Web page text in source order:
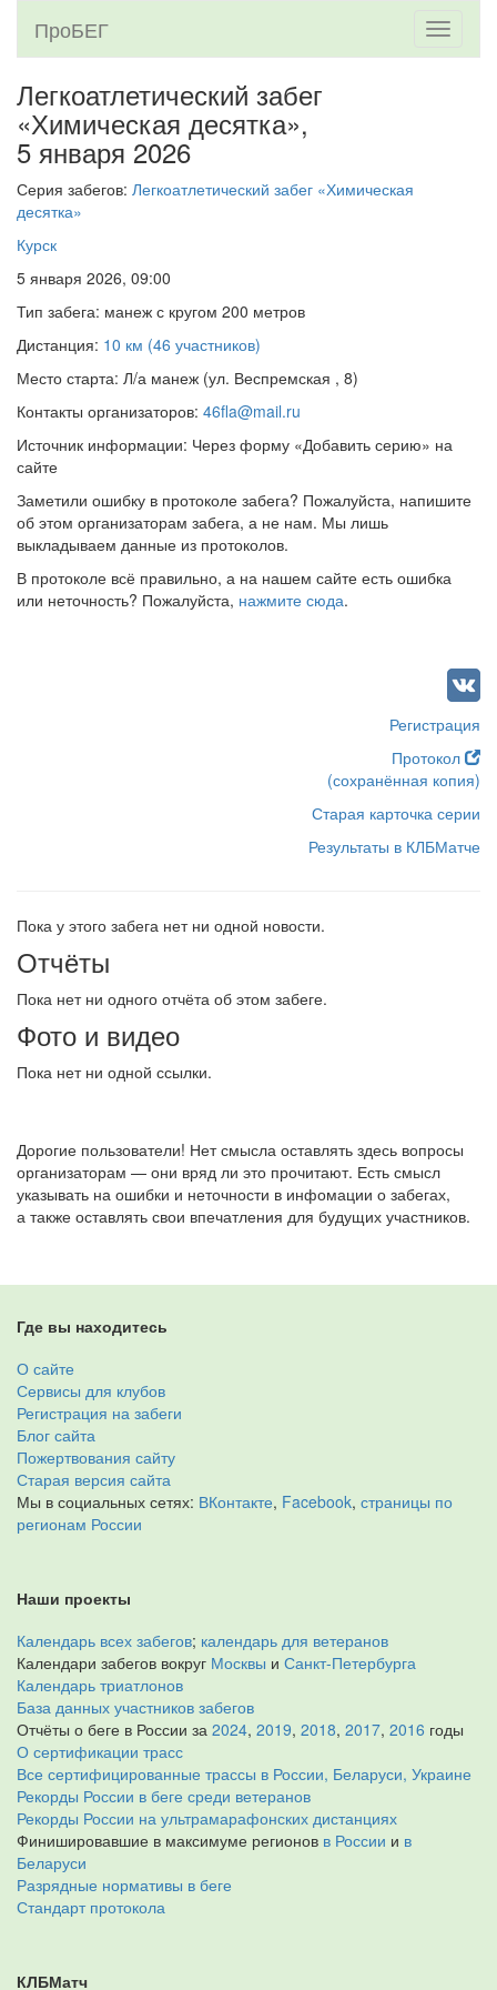
Toggle
ПроБЕГ
Легкоатлетический забег
«Химическая десятка»,
5 января 2026
Серия забегов: Легкоатлетический забег «Химическая
десятка»
Курск
5 января 2026, 09:00
Тип забега: манеж с кругом 200 метров
Дистанция: 10 км (46 участников)
Место старта: Л/а манеж (ул. Веспремская , 8)
Контакты организаторов: 46fla@mail.ru
Источник информации: Через форму «Добавить серию» на
сайте
Заметили ошибку в протоколе забега? Пожалуйста, напишите
об этом организаторам забега, а не нам. Мы лишь
выкладываем данные из протоколов.
В протоколе всё правильно, а на нашем сайте есть ошибка
или неточность? Пожалуйста, нажмите сюда.
Регистрация
Протокол
(сохранённая копия)
Старая карточка серии
Результаты в КЛБМатче
Пока у этого забега нет ни одной новости.
Отчёты
Пока нет ни одного отчёта об этом забеге.
Фото и видео
Пока нет ни одной ссылки.
Дорогие пользователи! Нет смысла оставлять здесь вопросы
организаторам — они вряд ли это прочитают. Есть смысл
указывать на ошибки и неточности в инфомации о забегах,
а также оставлять свои впечатления для будущих участников.
Где вы находитесь
О сайте
Сервисы для клубов
Регистрация на забеги
Блог сайта
Пожертвования сайту
Старая версия сайта
Мы в социальных сетях: ВКонтакте, Facebook, страницы по
регионам России
Наши проекты
Календарь всех забегов; календарь для ветеранов
Календари забегов вокруг Москвы и Санкт-Петербурга
Календарь триатлонов
База данных участников забегов
Отчёты о беге в России за 2024, 2019, 2018, 2017, 2016 годы
О сертификации трасс
Все сертифицированные трассы в России, Беларуси, Украине
Рекорды России в беге среди ветеранов
Рекорды России на ультрамарафонских дистанциях
Финишировавшие в максимуме регионов в России и в
Беларуси
Разрядные нормативы в беге
Стандарт протокола
КЛБМатч